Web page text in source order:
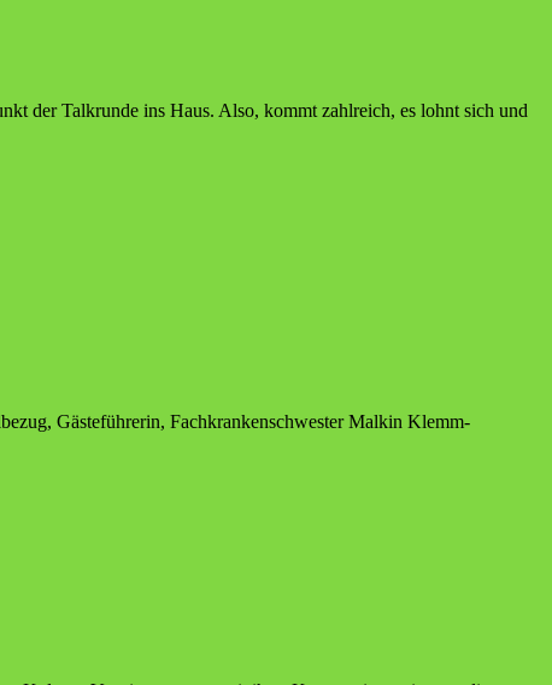
der Talkrunde ins Haus. Also, kommt zahlreich, es lohnt sich und
Gästeführerin, Fachkrankenschwester Malkin Klemm-